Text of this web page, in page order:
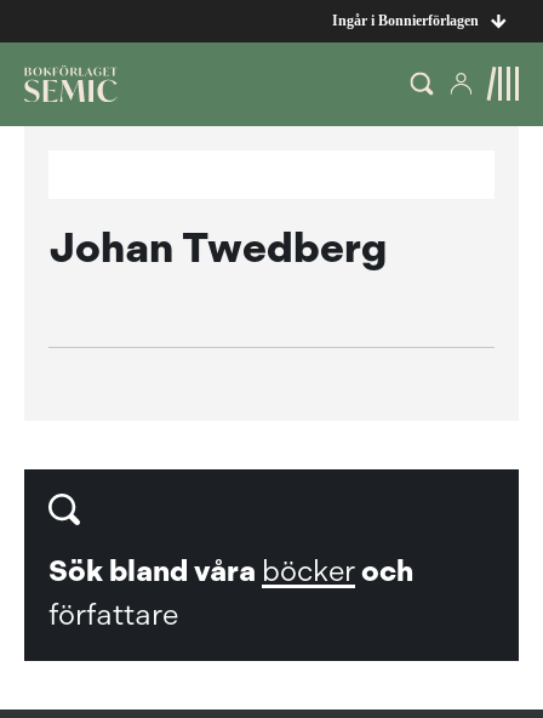
Ingår i Bonnierförlagen
Johan Twedberg
Sök bland våra böckeroch
författare